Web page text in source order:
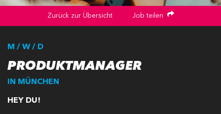
Zurück zur Übersicht Job teilen
M / W / D
PRODUKTMANAGER
IN MÜNCHEN
HEY DU!